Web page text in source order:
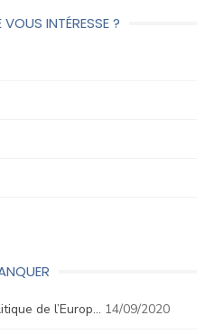
VOUS INTÉRESSE ?
de l’Europ… 14/09/2020